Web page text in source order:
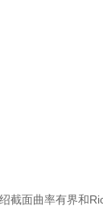
截面曲率有界和